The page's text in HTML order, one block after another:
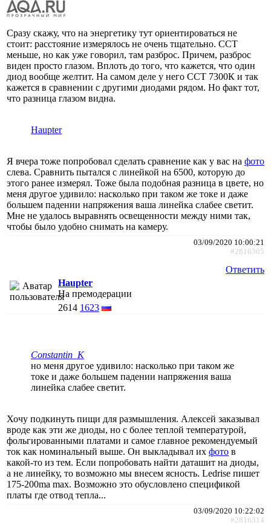
Сразу скажу, что на энергетику тут ориентироваться не
стоит: расстояние измерялось не очень тщательно. CCT
меньше, но как уже говорил, там разброс. Причем, разброс
виден просто глазом. Вплоть до того, что кажется, что один
диод вообще желтит. На самом деле у него CCT 7300К и так
кажется в сравнении с другими диодами рядом. Но факт тот,
что разница глазом видна.
Haupter
Я вчера тоже попробовал сделать сравнение как у вас на фото
слева. Сравнить пытался с линейкой на 6500, которую до
этого ранее измерял. Тоже была подобная разница в цвете, но
меня другое удивило: насколько при таком же токе и даже
большем падении напряжения ваша линейка слабее светит.
Мне не удалось выравнять освещенности между ними так,
чтобы было удобно снимать на камеру.
03/09/2020 10:00:21
#2816305
Ответить
Haupter
На премодерации
2614 1623
Constantin_K
но меня другое удивило: насколько при таком же
токе и даже большем падении напряжения ваша
линейка слабее светит.
Хочу подкинуть пищи для размышления. Алексей заказывал
вроде как эти же диоды, но с более теплой температурой,
фольгированными платами и самое главное рекомендуемый
ток как номинальный выше. Он выкладывал их фото в
какой-то из тем. Если попробовать найти даташит на диоды,
а не линейку, то возможно мы внесем ясность. Ledrise пишет
175-200ma max. Возможно это обусловлено спецификой
платы где отвод тепла...
03/09/2020 10:22:02
#2816314